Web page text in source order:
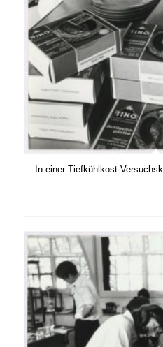
In einer Tiefkühlkost-